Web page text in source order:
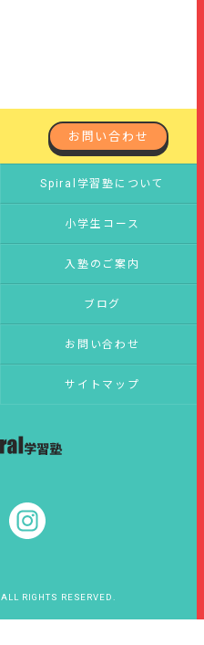
お問い合わせ
Spiral学習塾について
小学生コース
入塾のご案内
ブログ
お問い合わせ
サイトマップ
RIGHTS RESERVED.